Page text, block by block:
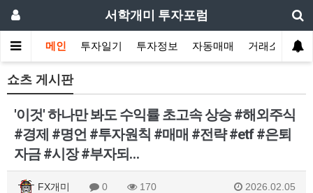
서학개미 투자포럼
메인 투자일기 투자정보 자동매매 거래소
쇼츠 게시판
'이것' 하나만 봐도 수익률 초고속 상승 #해외주식
#경제 #명언 #투자원칙 #매매 #전략 #etf #은퇴
자금 #시장 #부자되…
FX개미 0 170 2026.02.05